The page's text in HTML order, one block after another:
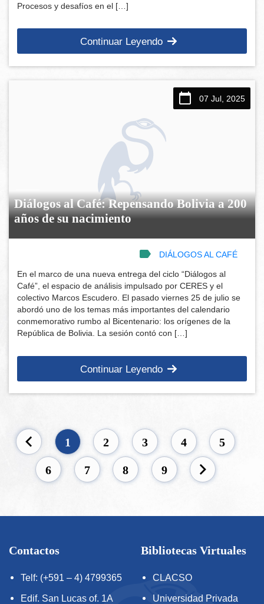
Procesos y desafíos en el […]
Continuar Leyendo
07 Jul, 2025
Diálogos al Café: Repensando Bolivia a 200
años de su nacimiento
DIÁLOGOS AL CAFÉ
En el marco de una nueva entrega del ciclo “Diálogos al
Café”, el espacio de análisis impulsado por CERES y el
colectivo Marcos Escudero. El pasado viernes 25 de julio se
abordó uno de los temas más importantes del calendario
conmemorativo rumbo al Bicentenario: los orígenes de la
República de Bolivia. La sesión contó con […]
Continuar Leyendo
1 2 3 4 5
6 7 8 9
Contactos
Telf: (+591 – 4) 4799365
Edif. San Lucas of. 1A
Bibliotecas Virtuales
CLACSO
Universidad Privada